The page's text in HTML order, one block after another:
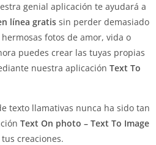
genial aplicación te ayudará a
línea gratis sin perder demasiado
fotos de amor, vida o
puedes crear las tuyas propias
nuestra aplicación Text To
texto llamativas nunca ha sido tan
Text On photo – Text To Image
creaciones.